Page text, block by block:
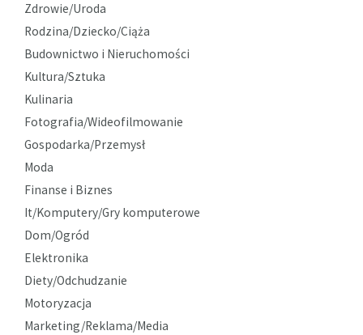
Zdrowie/Uroda
Rodzina/Dziecko/Ciąża
Budownictwo i Nieruchomości
Kultura/Sztuka
Kulinaria
Fotografia/Wideofilmowanie
Gospodarka/Przemysł
Moda
Finanse i Biznes
It/Komputery/Gry komputerowe
Dom/Ogród
Elektronika
Diety/Odchudzanie
Motoryzacja
Marketing/Reklama/Media